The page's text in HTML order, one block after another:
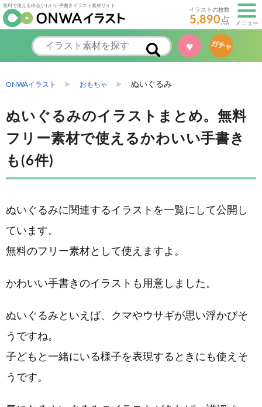
無料で使えるゆるかわいい手書きイラスト素材サイト
イラストの枚数
5,890点 メニュー
♥ ガチャ
ONWAイラスト おもちゃ ぬいぐるみ
ぬいぐるみのイラストまとめ。無料
フリー素材で使えるかわいい手書き
も(6件)
ぬいぐるみに関連するイラストを一覧にして公開し
ています。
無料のフリー素材として使えますよ。
かわいい手書きのイラストも用意しました。
ぬいぐるみといえば、クマやウサギが思い浮かびそ
うですね。
子どもと一緒にいる様子を表現するときにも使えそ
うです。